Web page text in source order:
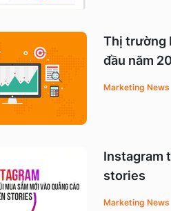
Thị trường
đầu năm
Marketing News
Instagram
stories
Marketing News